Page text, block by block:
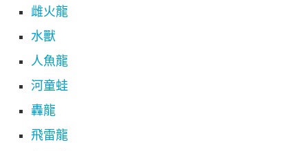
雌火龍
水獸
人魚龍
河童蛙
轟龍
飛雷龍